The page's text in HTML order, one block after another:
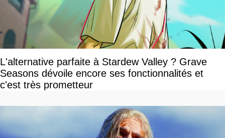
L'alternative parfaite à Stardew Valley ? Grave
Seasons dévoile encore ses fonctionnalités et
c'est très prometteur